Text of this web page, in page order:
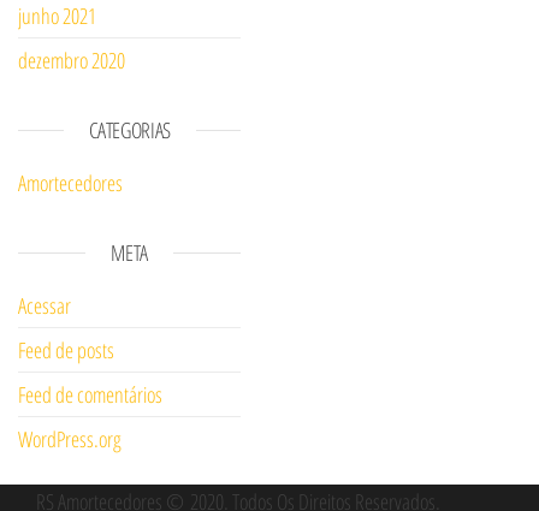
junho 2021
dezembro 2020
CATEGORIAS
Amortecedores
META
Acessar
Feed de posts
Feed de comentários
WordPress.org
RS Amortecedores © 2020. Todos Os Direitos Reservados.